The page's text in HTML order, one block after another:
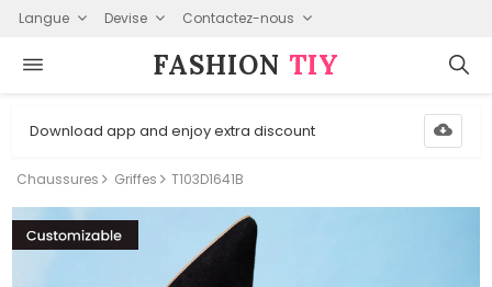
Langue Devise Contactez-nous
FASHION⁠ TIY
Download app and enjoy extra discount
Chaussures Griffes T103D1641B